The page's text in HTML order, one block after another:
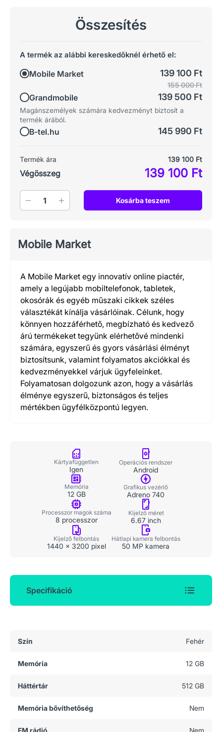
Összesítés
A termék az alábbi kereskedőknél érhető el:
Mobile Market 139 100 Ft
Grandmobile
155 000 Ft
139 500 Ft
Magánszemélyek számára kedvezményt biztosít a
termék árából.
B-tel.hu 145 990 Ft
Termék ára 139 100 Ft
Végösszeg 139 100 Ft
Mennyiség Kosárba teszem
Mobile Market
A Mobile Market egy innovatív online piactér,
amely a legújabb mobiltelefonok, tabletek,
okosórák és egyéb műszaki cikkek széles
választékát kínálja vásárlóinak. Célunk, hogy
könnyen hozzáférhető, megbízható és kedvező
árú termékeket tegyünk elérhetővé mindenki
számára, egyszerű és gyors vásárlási élményt
biztosítsunk, valamint folyamatos akciókkal és
kedvezményekkel várjuk ügyfeleinket.
Folyamatosan dolgozunk azon, hogy a vásárlás
élménye egyszerű, biztonságos és teljes
mértékben ügyfélközpontú legyen.
Kártyafüggetlen
Igen
Operációs rendszer
Android
Memória
12 GB
Grafikus vezérlő
Adreno 740
Processzor magok száma
8 processzor
Kijelző méret
6.67 inch
Kijelző felbontás
1440 x 3200 pixel
Hátlapi kamera felbontás
50 MP kamera
Specifikáció
Szín Fehér
Memória 12 GB
Háttértár 512 GB
Memória bővíthetőség Nem
FM rádió Nem